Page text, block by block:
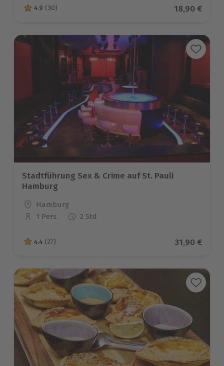
4.9 von 5 Sternen basierend auf 30 Bewertungen
4.9 (30) Aktueller
18,90 €
Stadtführung Sex & Crime auf St. Pauli
Hamburg
Standort
Hamburg
Anzahl der Teilnehmer
1 Pers. 2 Std
4.4 von 5 Sternen basierend auf 27 Bewertungen
4.4 (27) Aktueller
31,90 €